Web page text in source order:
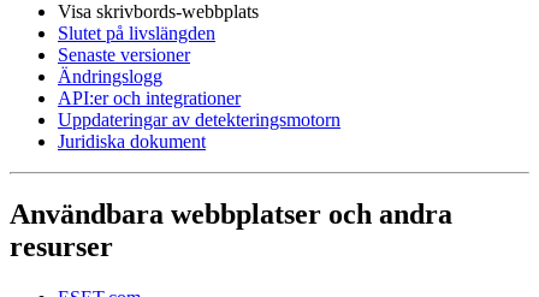
Visa skrivbords-webbplats
Slutet på livslängden
Senaste versioner
Ändringslogg
API:er och integrationer
Uppdateringar av detekteringsmotorn
Juridiska dokument
Användbara webbplatser och andra
resurser